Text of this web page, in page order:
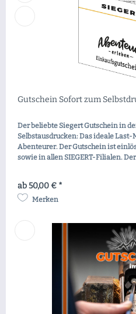
Gutschein Sofort zum
Der beliebte Siegert Gutschein in
Selbstausdrucken: Das ideale
Abenteurer. Der Gutschein ist
sowie in allen SIEGERT-Filialen.
ab 50,00 € *
Merken